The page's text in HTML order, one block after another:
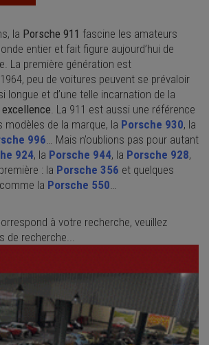
la Porsche 911 fascine les amateurs
entier et fait figure aujourd’hui de
La première génération est
peu de voitures peuvent se prévaloir
longue et d’une telle incarnation de la
. La 911 est aussi une référence
de la marque, la Porsche 930, la
996 … Mais n’oublions pas pour autant
924, la Porsche 944, la Porsche 928,
: la Porsche 356 et quelques
la Porsche 550
à votre recherche, veuillez
recherche...